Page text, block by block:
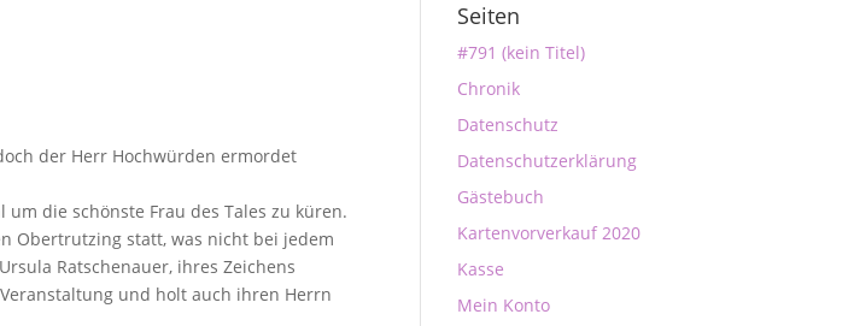
der Herr Hochwürden ermordet
die schönste Frau des Tales zu küren.
Obertrutzing statt, was nicht bei jedem
Ratschenauer, ihres Zeichens
und holt auch ihren Herrn
Seiten
#791 (kein Titel)
Chronik
Datenschutz
Datenschutzerklärung
Gästebuch
Kartenvorverkauf 2020
Kasse
Mein Konto